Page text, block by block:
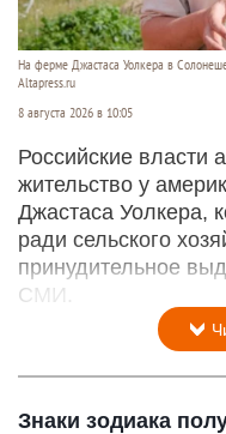
На ферме Джастаса Уолкера в
Altapress.ru
8 августа 2026 в 10:05
Российские власти
жительство у
Джастаса Уолкера,
ради сельского
принудительное
СМИ.
Знаки зодиака